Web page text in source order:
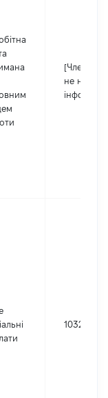
[Член сім'ї
не надав
10320